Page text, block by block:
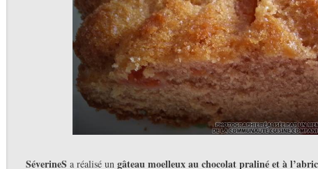
SéverineS a réalisé un gâteau moelleux au chocolat praliné et à